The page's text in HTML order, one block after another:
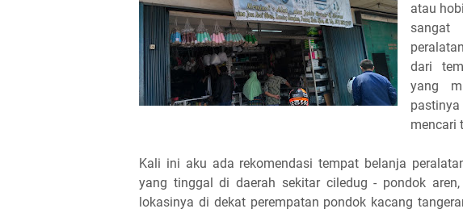
atau
sangat
dari
yang
mencari
Kali ini aku ada rekomendasi tempat belanja
yang tinggal di daerah sekitar ciledug - pondok
lokasinya di dekat perempatan pondok kacang